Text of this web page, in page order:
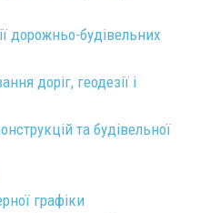
дорожньо-будівельних
доріг, геодезії і
та будівельної
графіки